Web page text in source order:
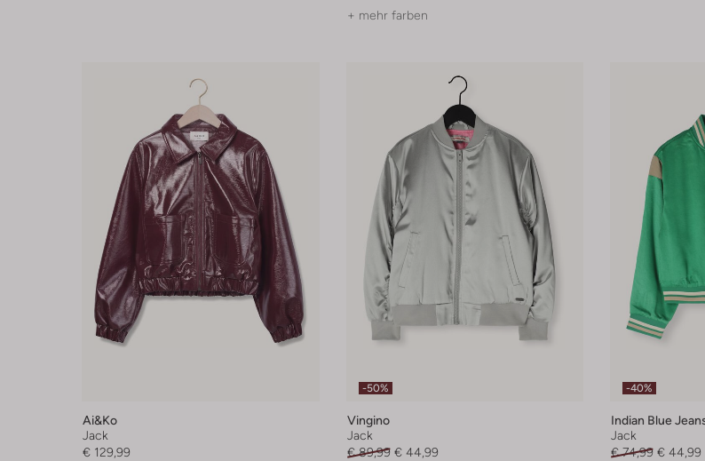
+ mehr farben
Ai&ko
Jack
€ 129,99
-50%
Vingino
Jack
€ 89,99 € 44,99
-40%
Indian Blue
Jack
€ 74,99 € 44,99